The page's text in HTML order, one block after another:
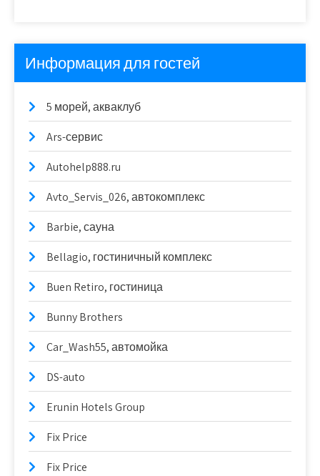
Информация для гостей
5 морей, акваклуб
Ars-сервис
Autohelp888.ru
Avto_Servis_026, автокомплекс
Barbie, сауна
Bellagio, гостиничный комплекс
Buen Retiro, гостиница
Bunny Brothers
Car_Wash55, автомойка
DS-auto
Erunin Hotels Group
Fix Price
Fix Price